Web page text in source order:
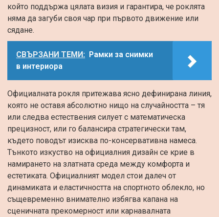
който поддържа цялата визия и гарантира, че роклята
няма да загуби своя чар при първото движение или
сядане.
СВЪРЗАНИ ТЕМИ: Рамки за снимки
в интериора
Официалната рокля притежава ясно дефинирана линия,
която не оставя абсолютно нищо на случайността – тя
или следва естествения силует с математическа
прецизност, или го балансира стратегически там,
където поводът изисква по-консервативна намеса.
Тънкото изкуство на официалния дизайн се крие в
намирането на златната среда между комфорта и
естетиката. Официалният модел стои далеч от
динамиката и еластичността на спортното облекло, но
същевременно внимателно избягва капана на
сценичната прекомерност или карнавалната